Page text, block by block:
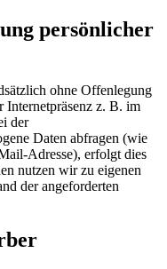
persönlicher
ohne Offenlegung
Internetpräsenz z. B. im
der
Daten abfragen (wie
Adresse), erfolgt dies
nutzen wir zu eigenen
der angeforderten